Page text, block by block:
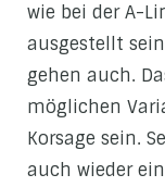
wie bei der A-
ausgestellt
gehen auch.
möglichen
Korsage sein.
auch wieder